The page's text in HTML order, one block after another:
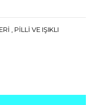
, PİLLİ VE IŞIKLI